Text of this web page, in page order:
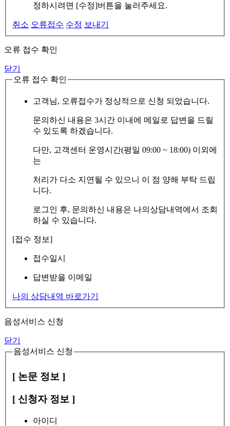
정하시려면 [수정]버튼을 눌러주세요.
취소 오류접수 수정 보내기
오류 접수 확인
닫기
오류 접수 확인
고객님, 오류접수가 정상적으로 신청 되었습니다.
문의하신 내용은 3시간 이내에 메일로 답변을 드릴
수 있도록 하겠습니다.
다만, 고객센터 운영시간(평일 09:00 ~ 18:00) 이외에
는
처리가 다소 지연될 수 있으니 이 점 양해 부탁 드립
니다.
로그인 후, 문의하신 내용은 나의상담내역에서 조회
하실 수 있습니다.
[접수 정보]
접수일시
답변받을 이메일
나의 상담내역 바로가기
음성서비스 신청
닫기
음성서비스 신청
[ 논문 정보 ]
[ 신청자 정보 ]
아이디